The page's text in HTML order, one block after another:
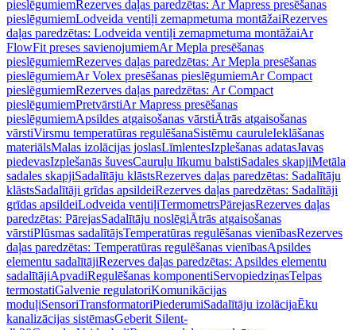
pieslēgumiemRezerves daļas paredzētas: Ar Mapress presēšanas
pieslēgumiemLodveida ventiļi zemapmetuma montāžaiRezerves
daļas paredzētas: Lodveida ventiļi zemapmetuma montāžaiAr
FlowFit preses savienojumiemAr Mepla presēšanas
pieslēgumiemRezerves daļas paredzētas: Ar Mepla presēšanas
pieslēgumiemAr Volex presēšanas pieslēgumiemAr Compact
pieslēgumiemRezerves daļas paredzētas: Ar Compact
pieslēgumiemPretvārstiAr Mapress presēšanas
pieslēgumiemApsildes atgaisošanas vārstiĀtrās atgaisošanas
vārstiVirsmu temperatūras regulēšanaSistēmu cauruleIeklāšanas
materiālsMalas izolācijas joslasLīmlentesIzplešanas adatasJavas
piedevasIzplešanās šuvesCauruļu līkumu balstiSadales skapjiMetāla
sadales skapjiSadalītāju klāstsRezerves daļas paredzētas: Sadalītāju
klāstsSadalītāji grīdas apsildeiRezerves daļas paredzētas: Sadalītāji
grīdas apsildeiLodveida ventiļiTermometrsPārejasRezerves daļas
paredzētas: PārejasSadalītāju noslēgiĀtrās atgaisošanas
vārstiPlūsmas sadalītājsTemperatūras regulēšanas vienībasRezerves
daļas paredzētas: Temperatūras regulēšanas vienībasApsildes
elementu sadalītājiRezerves daļas paredzētas: Apsildes elementu
sadalītājiApvadiRegulēšanas komponentiServopiedziņasTelpas
termostatiGalvenie regulatoriKomunikācijas
moduļiSensoriTransformatoriPiederumiSadalītāju izolācijaĒku
kanalizācijas sistēmasGeberit Silent-